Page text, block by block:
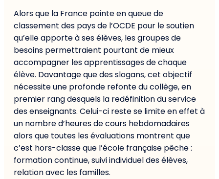
Alors que la France pointe en queue de
classement des pays de l’OCDE pour le soutien
qu’elle apporte à ses élèves, les groupes de
besoins permettraient pourtant de mieux
accompagner les apprentissages de chaque
élève. Davantage que des slogans, cet objectif
nécessite une profonde refonte du collège, en
premier rang desquels la redéfinition du service
des enseignants. Celui-ci reste se limite en effet à
un nombre d’heures de cours hebdomadaires
alors que toutes les évaluations montrent que
c’est hors-classe que l’école française pêche :
formation continue, suivi individuel des élèves,
relation avec les familles.